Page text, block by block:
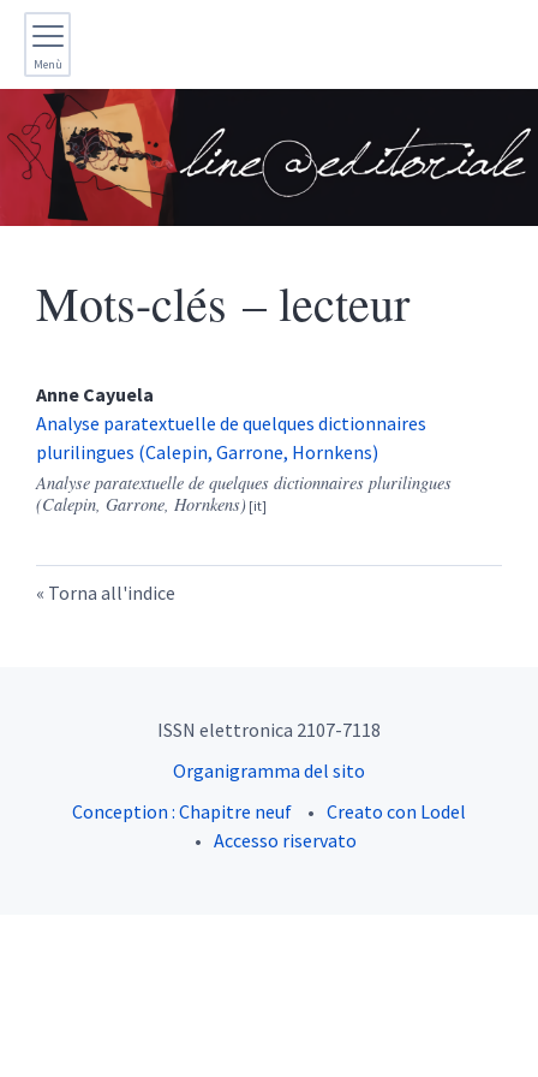
Menù
Mots-clés – lecteur
Anne Cayuela
Analyse paratextuelle de quelques dictionnaires
plurilingues (Calepin, Garrone, Hornkens)
Analyse paratextuelle de quelques dictionnaires plurilingues
(Calepin, Garrone, Hornkens)
Torna all'indice
ISSN elettronica 2107-7118
Organigramma del sito
Conception : Chapitre neuf
Creato con Lodel
Accesso riservato